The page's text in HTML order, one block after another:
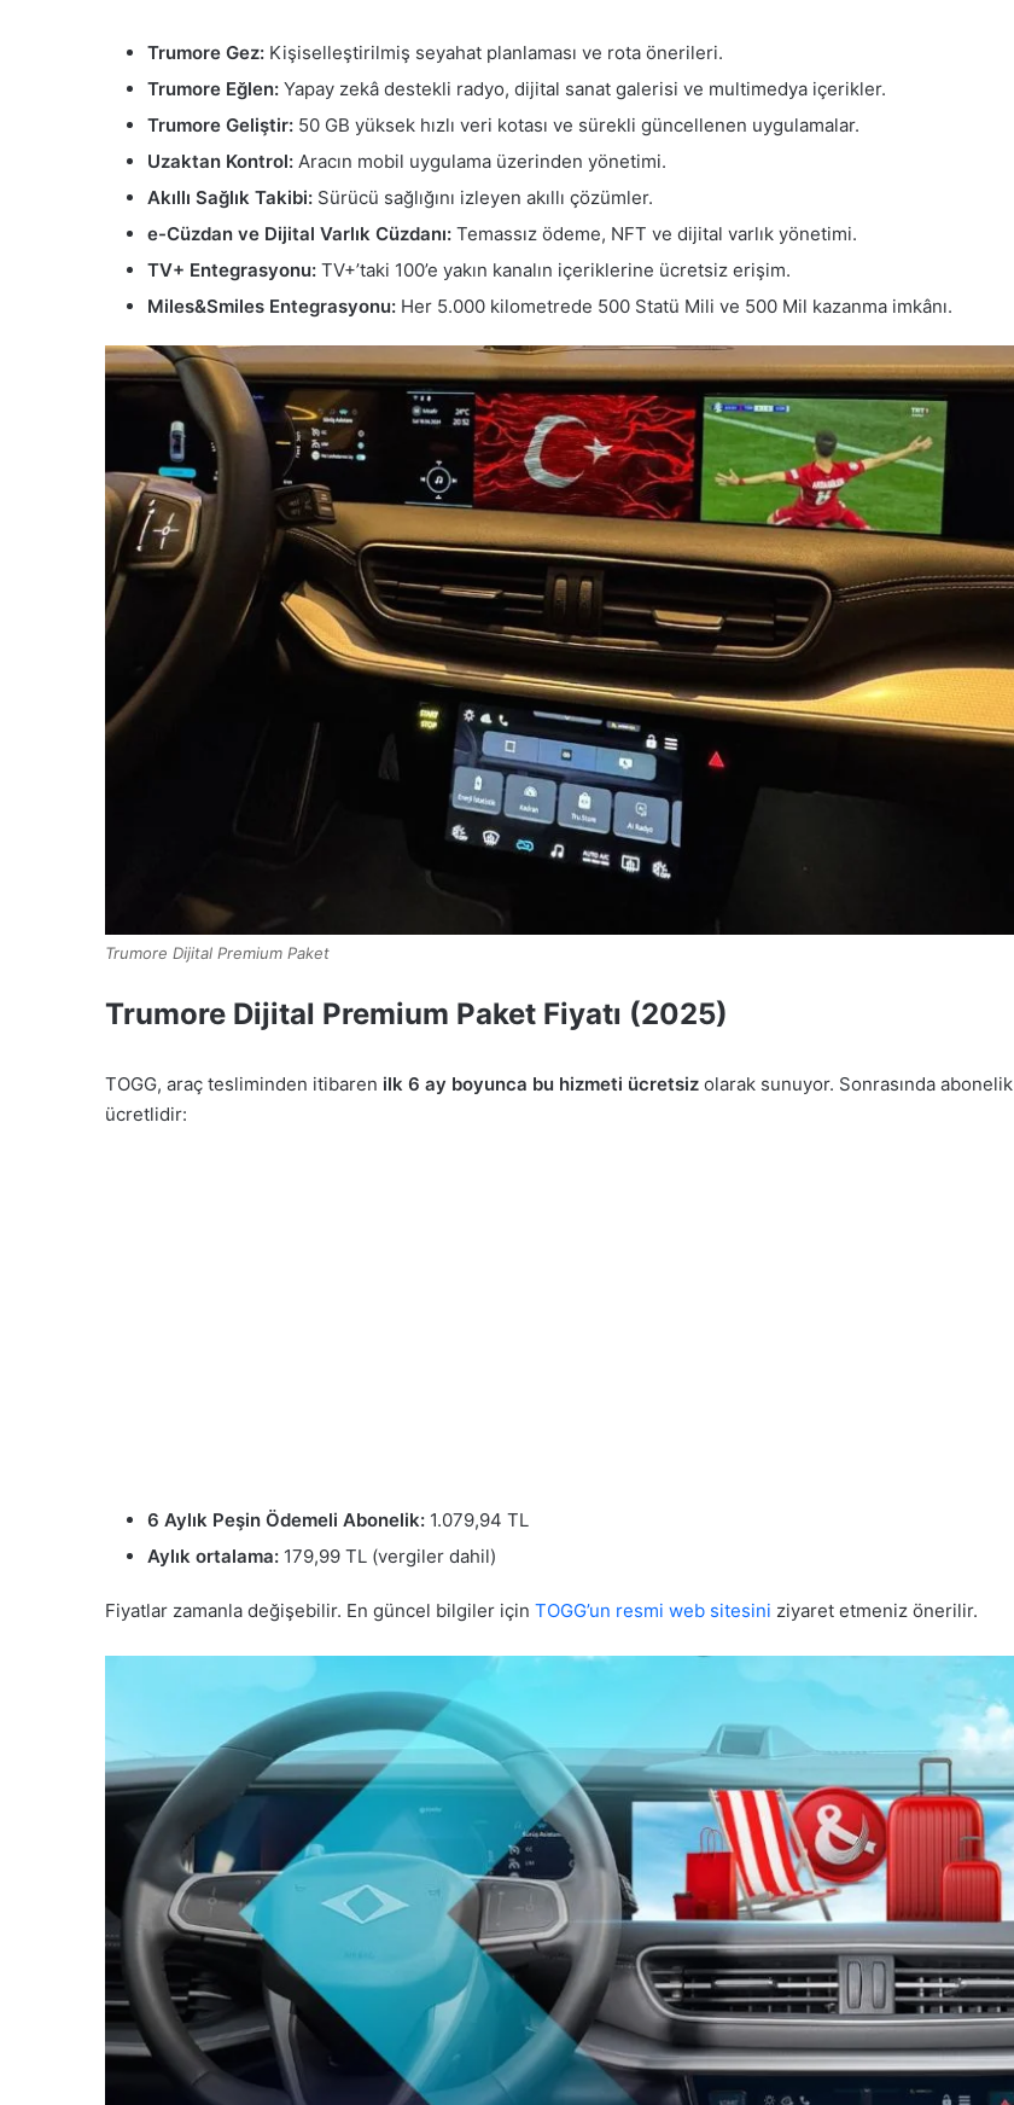
Trumore Gez: Kişiselleştirilmiş seyahat planlaması ve rota önerileri.
Trumore Eğlen: Yapay zekâ destekli radyo, dijital sanat galerisi ve multimedya içerikler.
Trumore Geliştir: 50 GB yüksek hızlı veri kotası ve sürekli güncellenen uygulamalar.
Uzaktan Kontrol: Aracın mobil uygulama üzerinden yönetimi.
Akıllı Sağlık Takibi: Sürücü sağlığını izleyen akıllı çözümler.
e-Cüzdan ve Dijital Varlık Cüzdanı: Temassız ödeme, NFT ve dijital varlık yönetimi.
TV+ Entegrasyonu: TV+’taki 100’e yakın kanalın içeriklerine ücretsiz erişim.
Miles&Smiles Entegrasyonu: Her 5.000 kilometrede 500 Statü Mili ve 500 Mil kazanma imkânı.
Trumore Dijital Premium Paket
Trumore Dijital Premium Paket Fiyatı (2025)
TOGG, araç tesliminden itibaren ilk 6 ay boyunca bu hizmeti ücretsiz olarak sunuyor. Sonrasında abonelik
ücretlidir:
6 Aylık Peşin Ödemeli Abonelik: 1.079,94 TL
Aylık ortalama: 179,99 TL (vergiler dahil)
Fiyatlar zamanla değişebilir. En güncel bilgiler için TOGG’un resmi web sitesini ziyaret etmeniz önerilir.